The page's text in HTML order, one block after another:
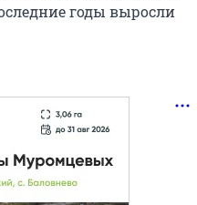
годы выросли